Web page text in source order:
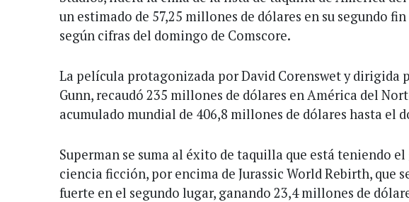
un estimado de 57,25 millones de dólares en su segundo fin
según cifras del domingo de Comscore.
La película protagonizada por David Corenswet y dirigida
Gunn, recaudó 235 millones de dólares en América del
acumulado mundial de 406,8 millones de dólares hasta el
Superman se suma al éxito de taquilla que está teniendo el
ciencia ficción, por encima de Jurassic World Rebirth, que
fuerte en el segundo lugar, ganando 23,4 millones de